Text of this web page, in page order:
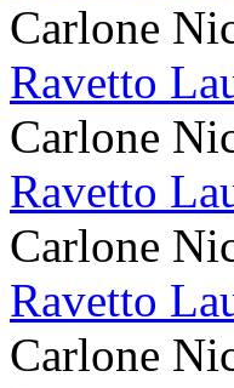
Carlone
Ravetto
Carlone
Ravetto
Carlone
Ravetto
Carlone